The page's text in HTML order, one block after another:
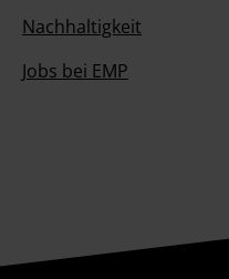
Nachhaltigkeit
Jobs bei EMP